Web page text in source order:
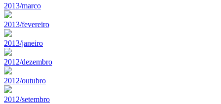
2013/marco
2013/fevereiro
2013/janeiro
2012/dezembro
2012/outubro
2012/setembro